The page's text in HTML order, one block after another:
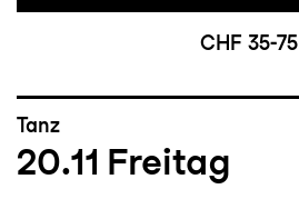
CHF 35-75
Tanz
20.11 Freitag